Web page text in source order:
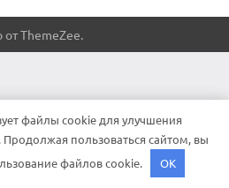
от ThemeZee.
файлы cookie для улучшения
Продолжая пользоваться сайтом, вы
файлов cookie.
OK